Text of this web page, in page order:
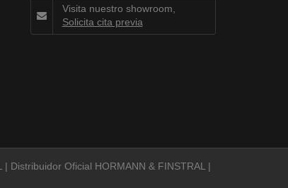
Visita nuestro showroom,
Solicita cita previa
| Distribuidor Oficial HORMANN & FINSTRAL |